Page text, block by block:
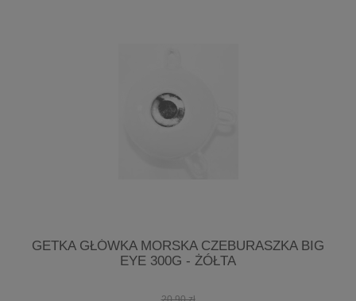
GETKA GŁÓWKA MORSKA CZEBURASZKA BIG
EYE 300G - ŻÓŁTA